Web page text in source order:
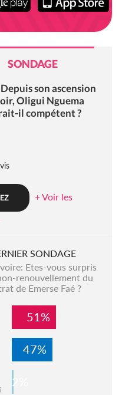
SONDAGE
son ascension
Oligui Nguema
il compétent ?
+ Voir les
SONDAGE
Etes-vous surpris
renouvellement du
de Emerse Faé ?
51%
47%
2%